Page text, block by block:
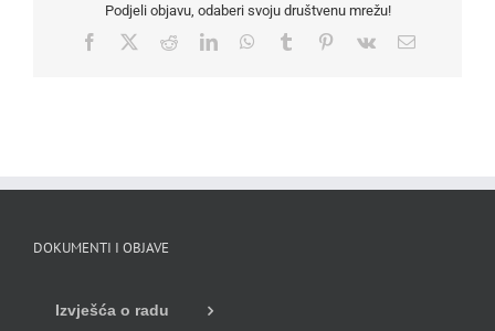
Podjeli objavu, odaberi svoju društvenu mrežu!
Facebook RedditLinkedInWhatsApp
Tumblr Pinterest
Vk Email
DOKUMENTI I OBJAVE
Izvješća o radu